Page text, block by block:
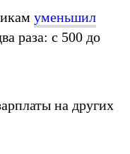
уменьшил
раза: с 500 до
на других